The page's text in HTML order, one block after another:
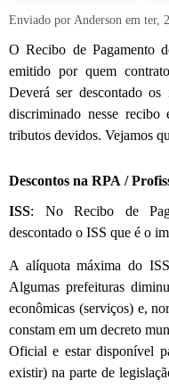
Enviado por Anderson em ter,
O Recibo de Pagamento
emitido por quem
Deverá ser descontado
discriminado nesse
tributos devidos. Vejamos
Descontos na RPA /
ISS: No Recibo de
descontado o ISS que é o
A alíquota máxima do
Algumas prefeituras
econômicas (serviços) e,
constam em um decreto
Oficial e estar disponível
existir) na parte de